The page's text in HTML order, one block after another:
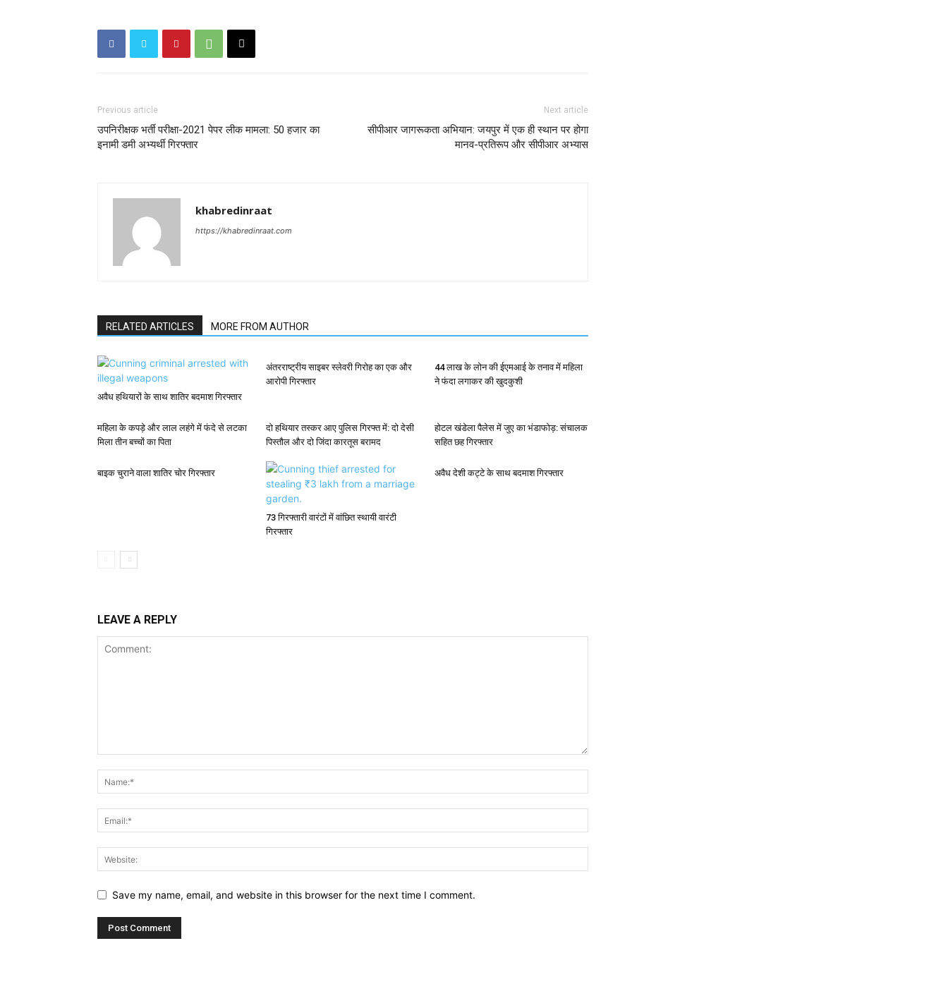
Previous article
उपनिरीक्षक भर्ती परीक्षा-2021 पेपर लीक मामला: 50 हजार का
इनामी डमी अभ्यर्थी गिरफ्तार
Next article
सीपीआर जागरूकता अभियान: जयपुर में एक ही स्थान पर होगा
मानव-प्रतिरूप और सीपीआर अभ्यास
khabredinraat
https://khabredinraat.com
RELATED ARTICLES MORE FROM AUTHOR
अवैध हथियारों के साथ शातिर बदमाश गिरफ्तार
अंतरराष्ट्रीय साइबर स्लेवरी गिरोह का एक और
आरोपी गिरफ्तार
44 लाख के लोन की ईएमआई के तनाव में महिला
ने फंदा लगाकर की खुदकुशी
महिला के कपड़े और लाल लहंगे में फंदे से लटका
मिला तीन बच्चों का पिता
दो हथियार तस्कर आए पुलिस गिरफ्त में: दो देसी
पिस्तौल और दो जिंदा कारतूस बरामद
होटल खंडेला पैलेस में जुए का भंडाफोड़: संचालक
सहित छह गिरफ्तार
बाइक चुराने वाला शातिर चोर गिरफ्तार
73 गिरफ्तारी वारंटों में वांछित स्थायी वारंटी
गिरफ्तार
अवैध देशी कट्टे के साथ बदमाश गिरफ्तार
LEAVE A REPLY
Save my name, email, and website in this browser for the next time I comment.